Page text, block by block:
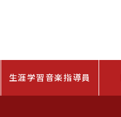
生涯学習音楽指導員